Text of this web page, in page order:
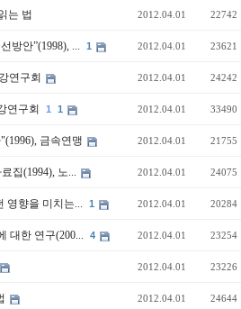
는 법 2012.04.01 22742
방안”(1998), ... 1 2012.04.01 23621
연구회 2012.04.01 24242
연구회 1 1 2012.04.01 33490
금속연맹 2012.04.01 21755
집(1994), 노... 2012.04.01 24075
영향을 미치는... 1 2012.04.01 20284
대한 연구(200... 4 2012.04.01 23254
2012.04.01 23226
2012.04.01 24644